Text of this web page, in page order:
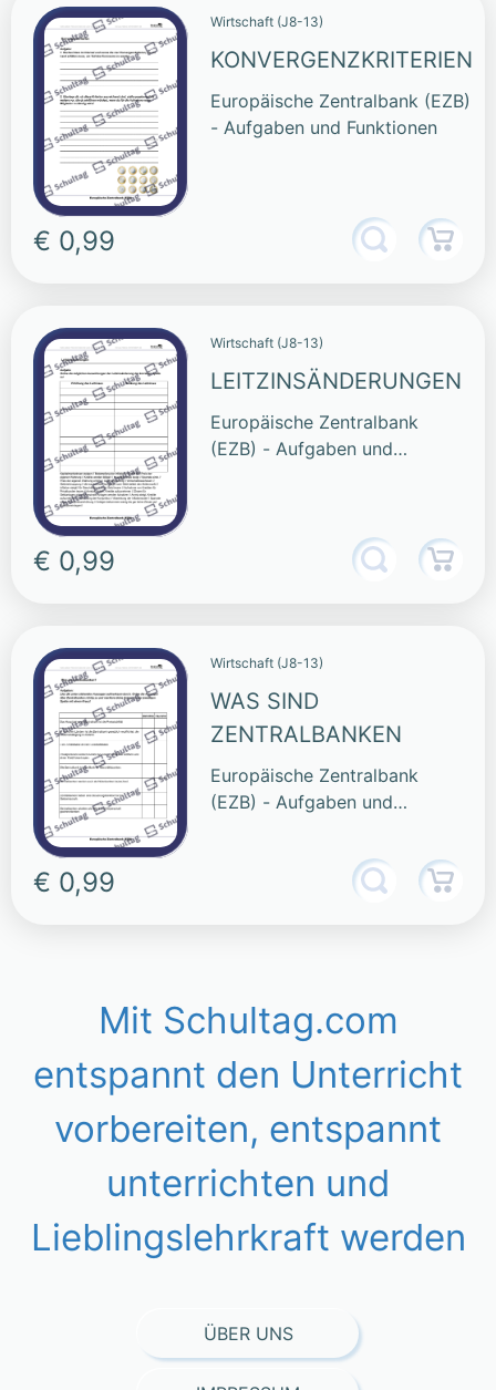
Wirtschaft (J8-13)
KONVERGENZKRITERIEN
Europäische Zentralbank (EZB)
- Aufgaben und Funktionen
€ 0,99
Wirtschaft (J8-13)
LEITZINSÄNDERUNGEN
Europäische Zentralbank
(EZB) - Aufgaben und
€ 0,99
Wirtschaft (J8-13)
WAS SIND
ZENTRALBANKEN
Europäische Zentralbank
(EZB) - Aufgaben und
€ 0,99
Mit Schultag.com
entspannt den Unterricht
vorbereiten, entspannt
unterrichten und
Lieblingslehrkraft werden
ÜBER UNS